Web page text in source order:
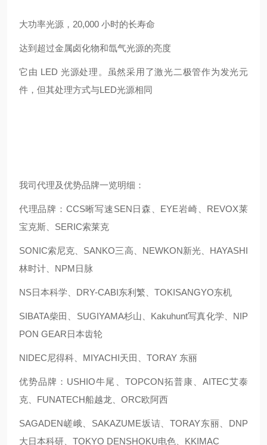
大功率光源，20,000 小时的长寿命
达到超过金属卤化物和氙气光源的亮度
它由 LED 光源处理。虽然采用了激光二极管作为发光元
件，但其处理方式与LED光源相同
我司代理及优势品牌一览明细：
代理品牌：CCS晰写速SEN日森、EYE岩崎、REVOX莱
宝克斯、SERIC索莱克
SONIC索尼克、SANKO三高、NEWKON新光、HAYASHI
林时计、NPM日脉
NS日本科学、DRY-CABI东利繁、TOKISANGYO东机
SIBATA柴田、SUGIYAMA杉山、Kakuhunt写真化学、NIP
PON GEAR日本齿轮
NIDEC尼得科、MIYACHI天田、TORAY 东丽
优势品牌：USHIO牛尾、TOPCON拓普康、AITEC艾泰
克、FUNATECH船越龙、ORC欧阿西
SAGADEN嵯峨、SAKAZUME坂诘、TORAY东丽、DNP
大日本科研、TOKYO DENSHOKU电色、KKIMAC